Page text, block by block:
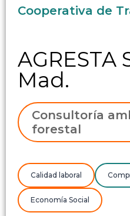
Cooperativa de
AGRESTA
Mad.
Consultoría
forestal
Calidad laboral
Economía Social